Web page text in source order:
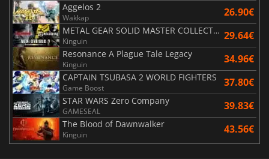
Aggelos 2
Wakkap 26.90€
METAL GEAR SOLID MASTER COLLECTION Vol.2
Kinguin 29.64€
Resonance A Plague Tale Legacy
Kinguin 34.96€
CAPTAIN TSUBASA 2 WORLD FIGHTERS
Game Boost 37.80€
STAR WARS Zero Company
GAMESEAL 39.83€
The Blood of Dawnwalker
Kinguin 43.56€